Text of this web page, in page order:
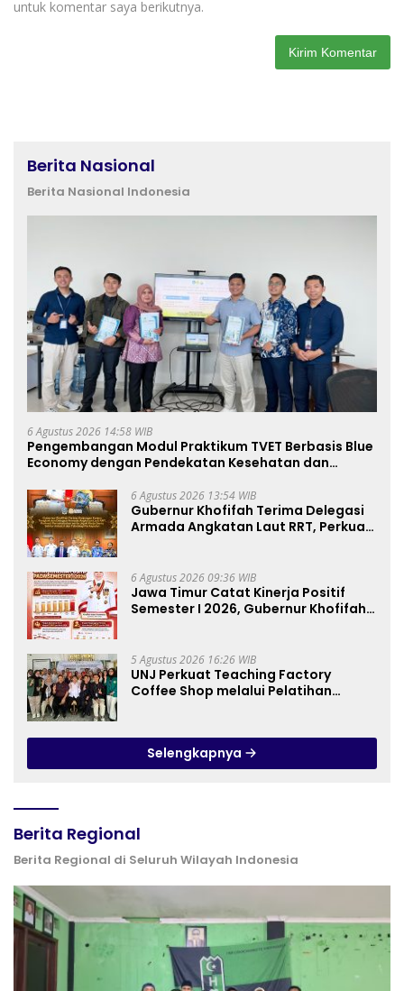
untuk komentar saya berikutnya.
Berita Nasional
Berita Nasional Indonesia
6 Agustus 2026 14:58 WIB
Pengembangan Modul Praktikum TVET Berbasis Blue
Economy dengan Pendekatan Kesehatan dan
Pencapaian SDGs6 Agustus 2026 13:54 WIB
Gubernur Khofifah Terima Delegasi
Armada Angkatan Laut RRT, Perkuat
6 Agustus 2026 09:36 WIB
Jawa Timur Catat Kinerja Positif
Semester I 2026, Gubernur Khofifah:
5 Agustus 2026 16:26 WIB
UNJ Perkuat Teaching Factory
Coffee Shop melalui Pelatihan
Selengkapnya
Berita Regional
Berita Regional di Seluruh Wilayah Indonesia